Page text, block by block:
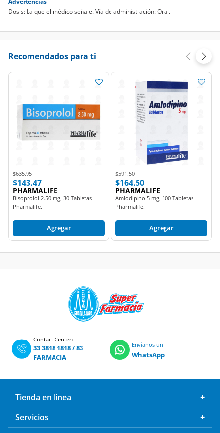
Advertencias
Dosis: La que el médico señale. Vía de administración: Oral.
Recomendados para ti
Price reduced from
$635.95to
$143.47
PHARMALIFE
Bisoprolol 2.50 mg, 30 Tabletas
Pharmalife.
Agregar
Price reduced from
$591.50to
$164.50
PHARMALIFE
Amlodipino 5 mg, 100 Tabletas
Pharmalife.
Agregar
Contact Center:
33 3818 1818/83
FARMACIA
Envíanos un
WhatsApp
Tienda en línea
Servicios